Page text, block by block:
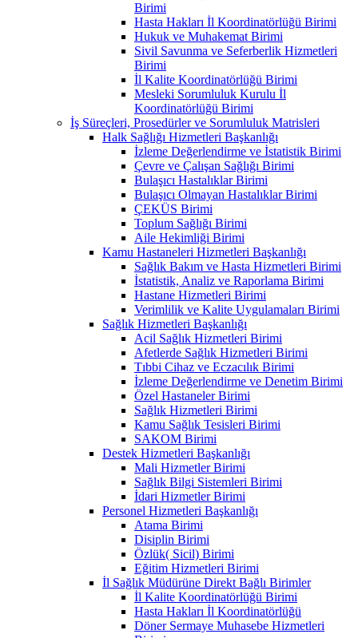
Birimi
Hasta Hakları İl Koordinatörlüğü Birimi
Hukuk ve Muhakemat Birimi
Sivil Savunma ve Seferberlik Hizmetleri
Birimi
İl Kalite Koordinatörlüğü Birimi
Mesleki Sorumluluk Kurulu İl
Koordinatörlüğü Birimi
İş Süreçleri, Prosedürler ve Sorumluluk Matrisleri
Halk Sağlığı Hizmetleri Başkanlığı
İzleme Değerlendirme ve İstatistik Birimi
Çevre ve Çalışan Sağlığı Birimi
Bulaşıcı Hastalıklar Birimi
Bulaşıcı Olmayan Hastalıklar Birimi
ÇEKÜS Birimi
Toplum Sağlığı Birimi
Aile Hekimliği Birimi
Kamu Hastaneleri Hizmetleri Başkanlığı
Sağlık Bakım ve Hasta Hizmetleri Birimi
İstatistik, Analiz ve Raporlama Birimi
Hastane Hizmetleri Birimi
Verimlilik ve Kalite Uygulamaları Birimi
Sağlık Hizmetleri Başkanlığı
Acil Sağlık Hizmetleri Birimi
Afetlerde Sağlık Hizmetleri Birimi
Tıbbi Cihaz ve Eczacılık Birimi
İzleme Değerlendirme ve Denetim Birimi
Özel Hastaneler Birimi
Sağlık Hizmetleri Birimi
Kamu Sağlık Tesisleri Birimi
SAKOM Birimi
Destek Hizmetleri Başkanlığı
Mali Hizmetler Birimi
Sağlık Bilgi Sistemleri Birimi
İdari Hizmetler Birimi
Personel Hizmetleri Başkanlığı
Atama Birimi
Disiplin Birimi
Özlük( Sicil) Birimi
Eğitim Hizmetleri Birimi
İl Sağlık Müdürüne Direkt Bağlı Birimler
İl Kalite Koordinatörlüğü Birimi
Hasta Hakları İl Koordinatörlüğü
Döner Sermaye Muhasebe Hizmetleri